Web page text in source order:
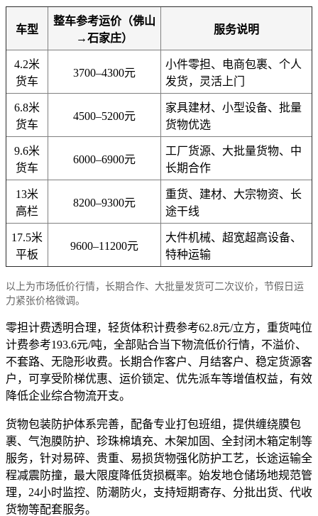
车型
整车参考运价（佛山
→石家庄）
服务说明
4.2米
货车
3700–4300元
小件零担、电商包裹、个人
发货，灵活上门
6.8米
货车
4500–5200元
家具建材、小型设备、批量
货物优选
9.6米
货车
6000–6900元
工厂货源、大批量货物、中
长期合作
13米
高栏
8200–9300元
重货、建材、大宗物资、长
途干线
17.5米
平板
9600–11200元
大件机械、超宽超高设备、
特种运输
以上为市场低价行情，长期合作、大批量发货可二次议价，节假日运
力紧张价格微调。
零担计费透明合理，轻货体积计费参考62.8元/立方，重货吨位
计费参考193.6元/吨，全部贴合当下物流低价行情，不溢价、
不套路、无隐形收费。长期合作客户、月结客户、稳定货源客
户，可享受阶梯优惠、运价锁定、优先派车等增值权益，有效
降低企业综合物流开支。
货物包装防护体系完善，配备专业打包班组，提供缠绕膜包
裹、气泡膜防护、珍珠棉填充、木架加固、全封闭木箱定制等
服务，针对易碎、贵重、易损货物强化防护工艺，长途运输全
程减震防撞，最大限度降低货损概率。始发地仓储场地规范管
理，24小时监控、防潮防火，支持短期寄存、分批出货、代收
货物等配套服务。